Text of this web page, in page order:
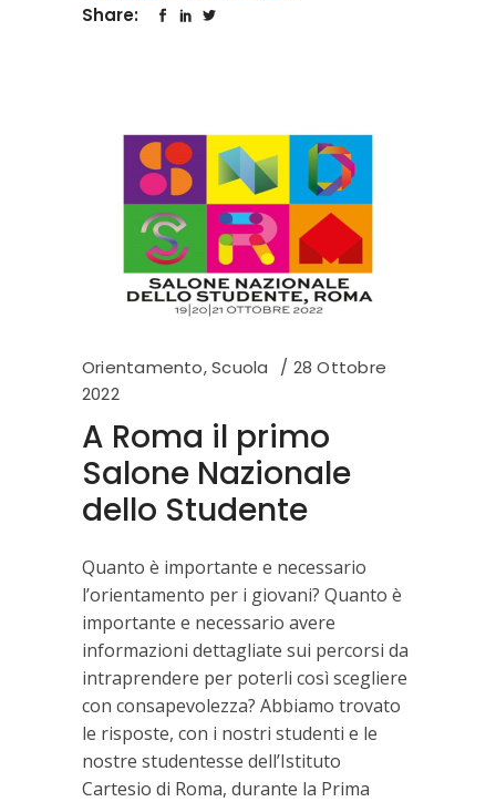
Share:
Orientamento,Scuola
28 Ottobre
2022
A Roma il primo
Salone Nazionale
dello Studente
Quanto è importante e necessario
l’orientamento per i giovani? Quanto è
importante e necessario avere
informazioni dettagliate sui percorsi da
intraprendere per poterli così scegliere
con consapevolezza? Abbiamo trovato
le risposte, con i nostri studenti e le
nostre studentesse dell’Istituto
Cartesio di Roma, durante la Prima